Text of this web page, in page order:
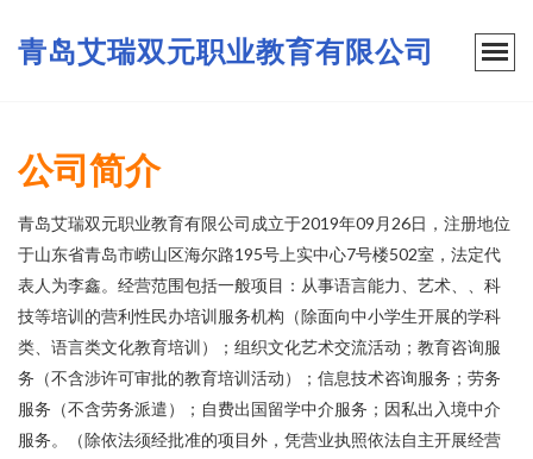
青岛艾瑞双元职业教育有限公司
公司简介
青岛艾瑞双元职业教育有限公司成立于2019年09月26日，注册地位
于山东省青岛市崂山区海尔路195号上实中心7号楼502室，法定代
表人为李鑫。经营范围包括一般项目：从事语言能力、艺术、、科
技等培训的营利性民办培训服务机构（除面向中小学生开展的学科
类、语言类文化教育培训）；组织文化艺术交流活动；教育咨询服
务（不含涉许可审批的教育培训活动）；信息技术咨询服务；劳务
服务（不含劳务派遣）；自费出国留学中介服务；因私出入境中介
服务。（除依法须经批准的项目外，凭营业执照依法自主开展经营